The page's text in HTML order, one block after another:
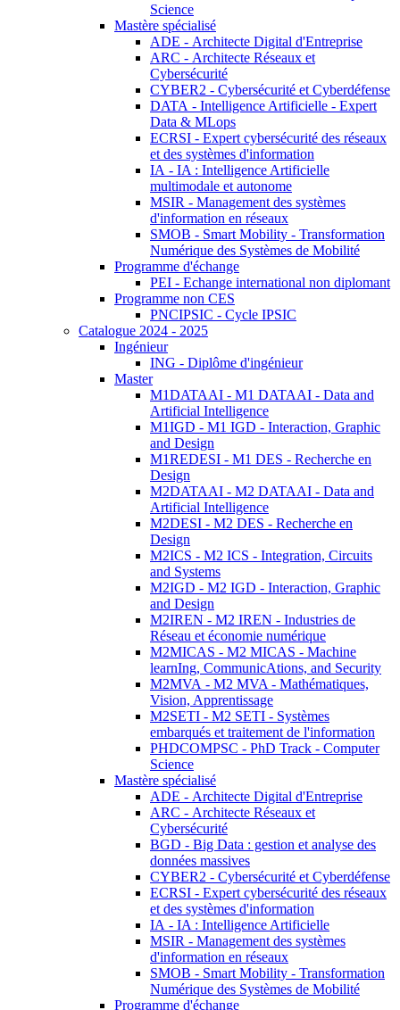
Science
Mastère spécialisé
ADE - Architecte Digital d'Entreprise
ARC - Architecte Réseaux et
Cybersécurité
CYBER2 - Cybersécurité et Cyberdéfense
DATA - Intelligence Artificielle - Expert
Data & MLops
ECRSI - Expert cybersécurité des réseaux
et des systèmes d'information
IA - IA : Intelligence Artificielle
multimodale et autonome
MSIR - Management des systèmes
d'information en réseaux
SMOB - Smart Mobility - Transformation
Numérique des Systèmes de Mobilité
Programme d'échange
PEI - Echange international non diplomant
Programme non CES
PNCIPSIC - Cycle IPSIC
Catalogue 2024 - 2025
Ingénieur
ING - Diplôme d'ingénieur
Master
M1DATAAI - M1 DATAAI - Data and
Artificial Intelligence
M1IGD - M1 IGD - Interaction, Graphic
and Design
M1REDESI - M1 DES - Recherche en
Design
M2DATAAI - M2 DATAAI - Data and
Artificial Intelligence
M2DESI - M2 DES - Recherche en
Design
M2ICS - M2 ICS - Integration, Circuits
and Systems
M2IGD - M2 IGD - Interaction, Graphic
and Design
M2IREN - M2 IREN - Industries de
Réseau et économie numérique
M2MICAS - M2 MICAS - Machine
learnIng, CommunicAtions, and Security
M2MVA - M2 MVA - Mathématiques,
Vision, Apprentissage
M2SETI - M2 SETI - Systèmes
embarqués et traitement de l'information
PHDCOMPSC - PhD Track - Computer
Science
Mastère spécialisé
ADE - Architecte Digital d'Entreprise
ARC - Architecte Réseaux et
Cybersécurité
BGD - Big Data : gestion et analyse des
données massives
CYBER2 - Cybersécurité et Cyberdéfense
ECRSI - Expert cybersécurité des réseaux
et des systèmes d'information
IA - IA : Intelligence Artificielle
MSIR - Management des systèmes
d'information en réseaux
SMOB - Smart Mobility - Transformation
Numérique des Systèmes de Mobilité
Programme d'échange